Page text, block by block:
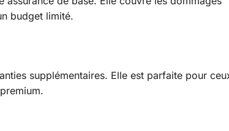
budget limité.
supplémentaires. Elle est parfaite pour